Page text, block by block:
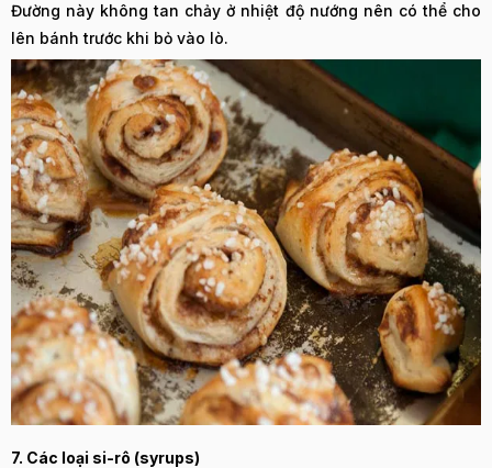
Đường này không tan chảy ở nhiệt độ nướng nên có thể cho
lên bánh trước khi bỏ vào lò.
7. Các loại si-rô (syrups)